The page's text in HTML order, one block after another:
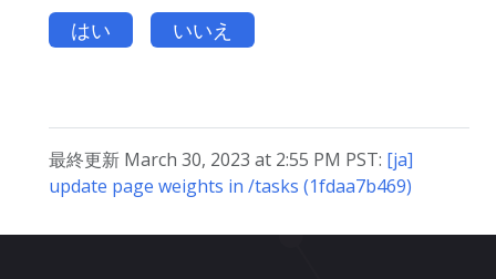
はい いいえ
最終更新 March 30, 2023 at 2:55 PM PST: [ja]
update page weights in /tasks (1fdaa7b469)